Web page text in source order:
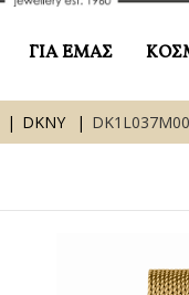
ΓΙΑ ΕΜΑΣ
DKNY